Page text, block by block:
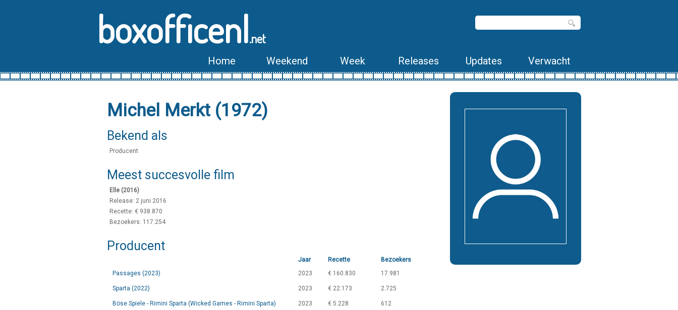
boxofficenl.net
Home Weekend Week Releases Updates Verwacht
Michel Merkt (1972)
Bekend als
Producent
Meest succesvolle film
Elle (2016)
Release: 2 juni 2016
Recette: € 938.870
Bezoekers: 117.254
Producent
Jaar Recette
Bezoekers
Passages (2023)
2023 € 160.830 17.981
Sparta (2022) 2023 € 22.173 2.725
Böse Spiele - Rimini Sparta (Wicked Games - Rimini Sparta)
2023 € 5.228 612